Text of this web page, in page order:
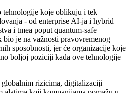
tehnologije koje oblikuju i tek
- od enterprise AI-ja i hybrid
i tmea poput quantum-safe
bio je na važnosti pravovremenog
sposobnosti, jer će organizacije koje
boljoj poziciji kada ove tehnologije
globalnim rizicima, digitalizaciji